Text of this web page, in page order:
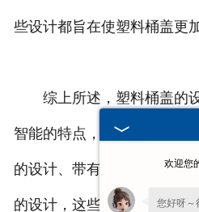
些设计都旨在使塑料桶盖更
综上所述，塑料桶盖的设
智能的特点，使其更易于携
的设计、带有手柄的设计、
的设计，这些特点都为用户
欢迎您
您好呀～